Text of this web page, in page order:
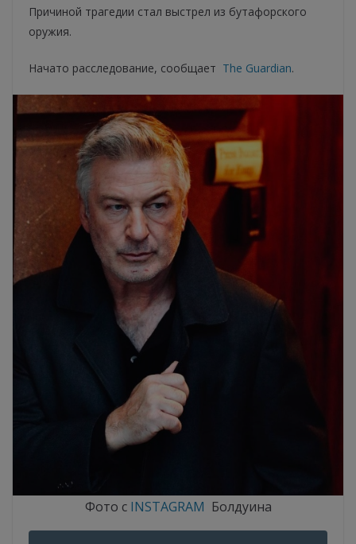
Причиной трагедии стал выстрел из бутафорского
оружия.
Начато расследование, сообщает The Guardian.
Фото с INSTAGRAM Болдуина